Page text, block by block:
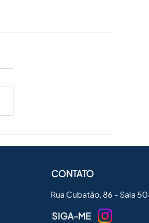
CONTATO
Rua Cubatão, 86 - Sala
SIGA-ME